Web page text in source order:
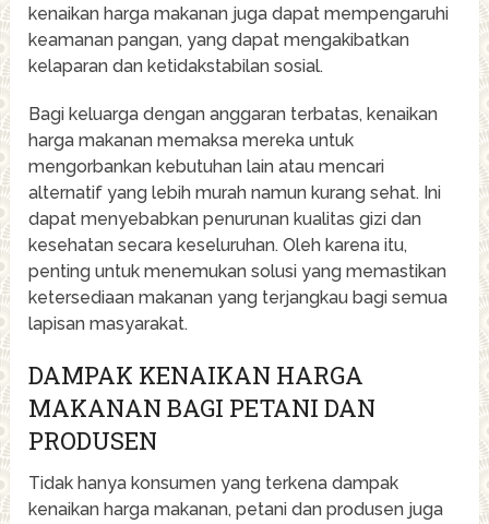
kenaikan harga makanan juga dapat mempengaruhi
keamanan pangan, yang dapat mengakibatkan
kelaparan dan ketidakstabilan sosial.
Bagi keluarga dengan anggaran terbatas, kenaikan
harga makanan memaksa mereka untuk
mengorbankan kebutuhan lain atau mencari
alternatif yang lebih murah namun kurang sehat. Ini
dapat menyebabkan penurunan kualitas gizi dan
kesehatan secara keseluruhan. Oleh karena itu,
penting untuk menemukan solusi yang memastikan
ketersediaan makanan yang terjangkau bagi semua
lapisan masyarakat.
DAMPAK KENAIKAN HARGA
MAKANAN BAGI PETANI DAN
PRODUSEN
Tidak hanya konsumen yang terkena dampak
kenaikan harga makanan, petani dan produsen juga